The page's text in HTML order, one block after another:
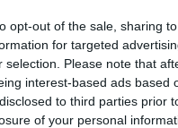
opt-out of the sale, sharing
for targeted
selection. Please note that
interest-based ads based
to third parties prior
of your personal
a gázóra állását ahhoz,
számlát? A válasz
megérteni a diktálási
a köbméter és a megajoule
a diktálás.